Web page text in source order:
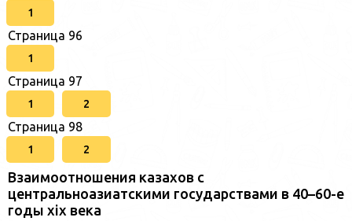
1
Страница 96
1
Страница 97
1 2
Страница 98
1 2
Взаимоотношения казахов с
центральноазиатскими государствами в 40–60-е
годы xix века